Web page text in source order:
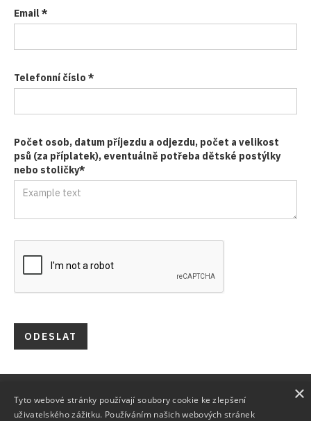
Email *
Telefonní číslo *
Počet osob, datum příjezdu a odjezdu, počet a velikost
psů (za příplatek), eventuálně potřeba dětské postýlky
nebo stoličky*
Gvendolína house
Lejčkov 391 55
×
Tyto webové stránky používají soubory cookie ke zlepšení
uživatelského zážitku. Používáním našich webových stránek